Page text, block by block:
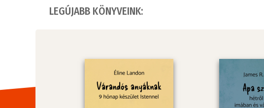
LEGÚJABB KÖNYVEINK: